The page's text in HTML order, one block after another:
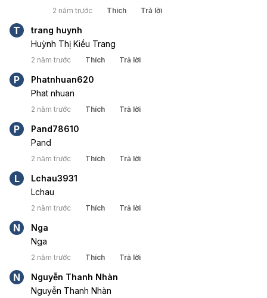
2 năm trước Thích Trả lời
T
trang huynh
Huỳnh Thị Kiều Trang
2 năm trước Thích Trả lời
P
Phatnhuan620
Phat nhuan
2 năm trước Thích Trả lời
P
Pand78610
Pand
2 năm trước Thích Trả lời
L
Lchau3931
Lchau
2 năm trước Thích Trả lời
N
Nga
Nga
2 năm trước Thích Trả lời
N
Nguyễn Thanh Nhàn
Nguyễn Thanh Nhàn